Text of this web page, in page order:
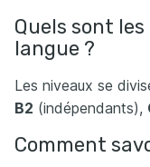
Quels sont
langue ?
Les niveaux se
B2 (indépendants),
Comment